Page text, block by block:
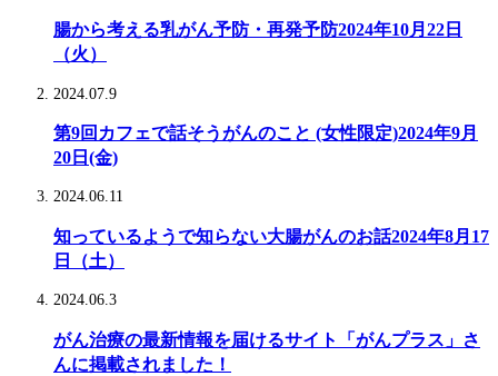
腸から考える乳がん予防・再発予防2024年10月22日
（火）
2024.07.9
第9回カフェで話そうがんのこと (女性限定)2024年9月
20日(金)
2024.06.11
知っているようで知らない大腸がんのお話2024年8月17
日（土）
2024.06.3
がん治療の最新情報を届けるサイト「がんプラス」さ
んに掲載されました！